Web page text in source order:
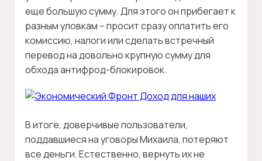
еще большую сумму. Для этого он прибегает к
разным уловкам – просит сразу оплатить его
комиссию, налоги или сделать встречный
перевод на довольно крупную сумму для
обхода антифрод-блокировок.
В итоге, доверчивые пользователи,
поддавшиеся на уговоры Михаила, потеряют
все деньги. Естественно, вернуть их не